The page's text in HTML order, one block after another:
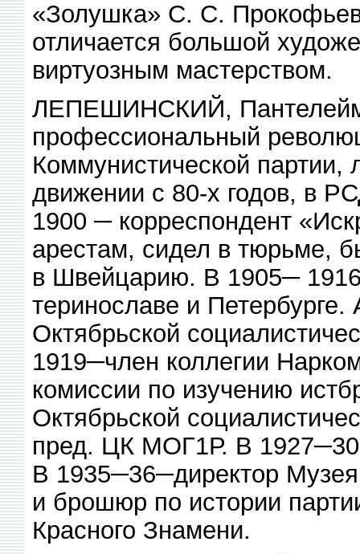
«Золушка» С. С.
отличается большой
виртуозным мастерством.
ЛЕПЕШИНСКИЙ,
профессиональный
Коммунистической
движении с 80-х годов, в
1900 ─ корреспондент
арестам, сидел в тюрьме,
в Швейцарию. В 1905─
теринославе и
Октябрьской
1919─член коллегии
комиссии по изучению
Октябрьской
пред. ЦК МОГ1Р. В 1927─30
В 1935─36─директор
и брошюр по истории
Красного Знамени.